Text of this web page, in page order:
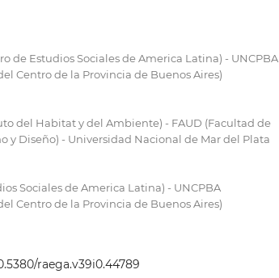
de Estudios Sociales de America Latina) - UNCPBA
Centro de la Provincia de Buenos Aires)
del Habitat y del Ambiente) - FAUD (Facultad de
y Diseño) - Universidad Nacional de Mar del Plata
Sociales de America Latina) - UNCPBA
Centro de la Provincia de Buenos Aires)
raega.v39i0.44789